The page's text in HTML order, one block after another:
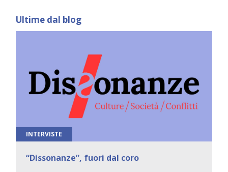
Ultime dal blog
INTERVISTE
“Dissonanze”, fuori dal coro